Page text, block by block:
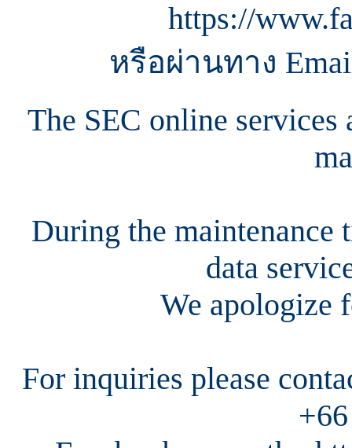
https://
หรือผ่านทาง
The SEC online
During the maintenance
data
We apologize
For inquiries please